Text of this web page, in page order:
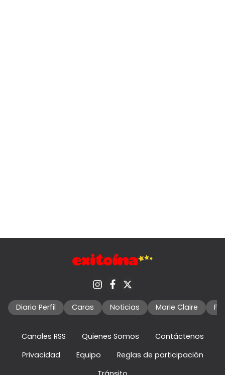
Diario Perfil Caras Noticias Marie Claire
Canales RSS Quienes Somos
Contáctenos
Privacidad
Equipo
Reglas de participación